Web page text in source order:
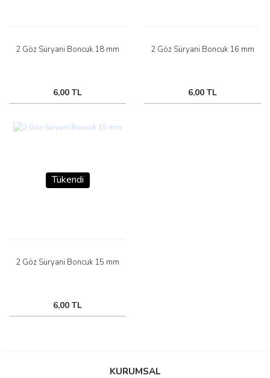
2 Göz Süryani Boncuk 18 mm
6,00 TL
2 Göz Süryani Boncuk 16 mm
6,00 TL
Tükendi
2 Göz Süryani Boncuk 15 mm
6,00 TL
KURUMSAL